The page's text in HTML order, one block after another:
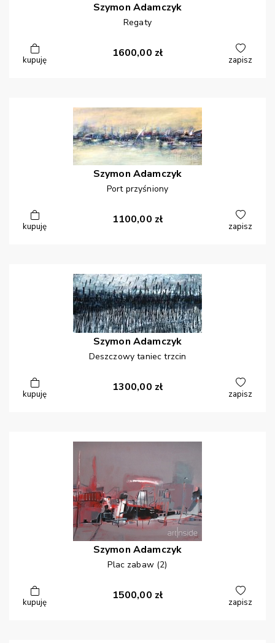
Szymon Adamczyk
Regaty
kupuję
1600,00 zł
zapisz
Szymon Adamczyk
Port przyśniony
kupuję
1100,00 zł
zapisz
Szymon Adamczyk
Deszczowy taniec trzcin
kupuję
1300,00 zł
zapisz
Szymon Adamczyk
Plac zabaw (2)
kupuję
1500,00 zł
zapisz